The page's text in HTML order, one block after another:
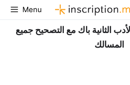
Aller
au
contenu
Menu
الثانية باك مع التصحيح جميع
المسالك